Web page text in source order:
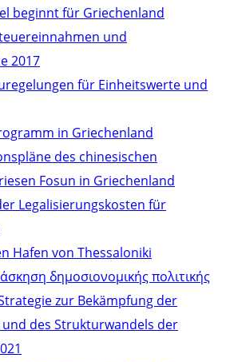
beginnt für Griechenland
und
2017
für Einheitswerte und
in Griechenland
des chinesischen
Fosun in Griechenland
Legalisierungskosten für
Hafen von Thessaloniki
δημοσιονομικής πολιτικής
zur Bekämpfung der
des Strukturwandels der